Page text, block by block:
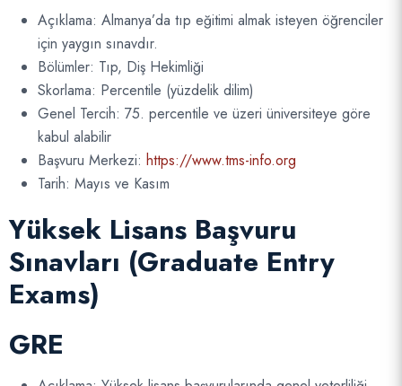
Açıklama: Almanya’da tıp eğitimi almak isteyen öğrenciler
için yaygın sınavdır.
Bölümler: Tıp, Diş Hekimliği
Skorlama: Percentile (yüzdelik dilim)
Genel Tercih: 75. percentile ve üzeri üniversiteye göre
kabul alabilir
Başvuru Merkezi: https://www.tms-info.org
Tarih: Mayıs ve Kasım
Yüksek Lisans Başvuru
Sınavları (Graduate Entry
Exams)
GRE